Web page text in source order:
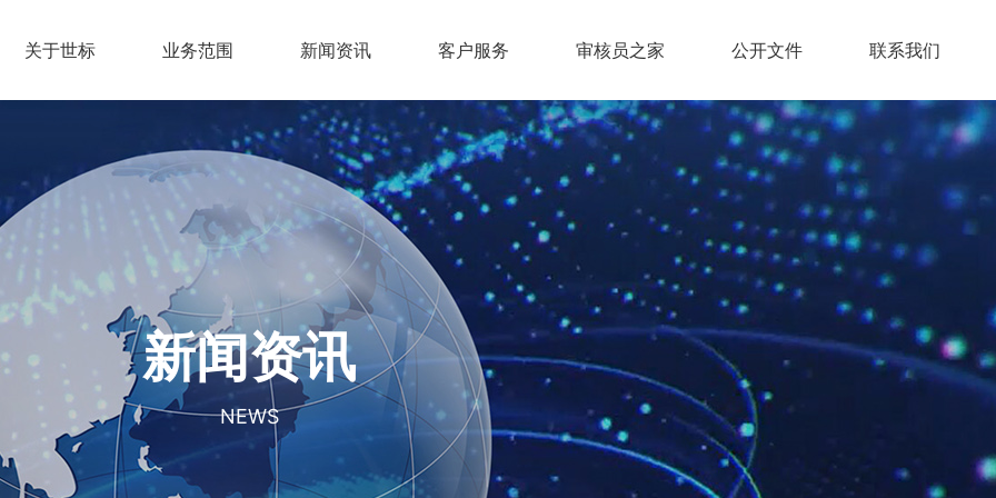
关于世标 业务范围 新闻资讯 客户服务 审核员之家 公开文件 联系我们
新闻资讯
NEWS